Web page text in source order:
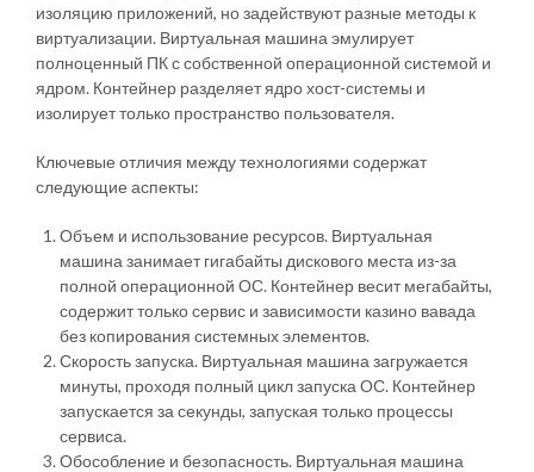
изоляцию приложений, но задействуют разные методы к
виртуализации. Виртуальная машина эмулирует
полноценный ПК с собственной операционной системой и
ядром. Контейнер разделяет ядро хост-системы и
изолирует только пространство пользователя.
Ключевые отличия между технологиями содержат
следующие аспекты:
Объем и использование ресурсов. Виртуальная
машина занимает гигабайты дискового места из-за
полной операционной ОС. Контейнер весит мегабайты,
содержит только сервис и зависимости казино вавада
без копирования системных элементов.
Скорость запуска. Виртуальная машина загружается
минуты, проходя полный цикл запуска ОС. Контейнер
запускается за секунды, запуская только процессы
сервиса.
Обособление и безопасность. Виртуальная машина